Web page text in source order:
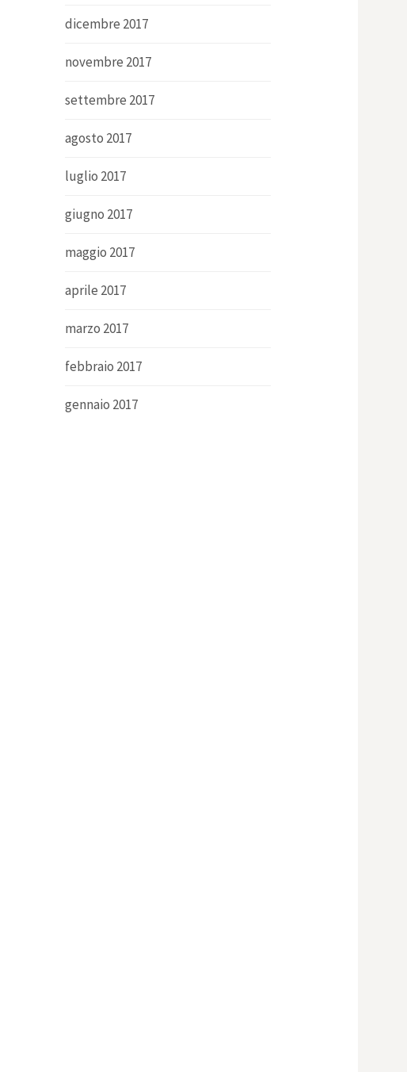
dicembre 2017
novembre 2017
settembre 2017
agosto 2017
luglio 2017
giugno 2017
maggio 2017
aprile 2017
marzo 2017
febbraio 2017
gennaio 2017